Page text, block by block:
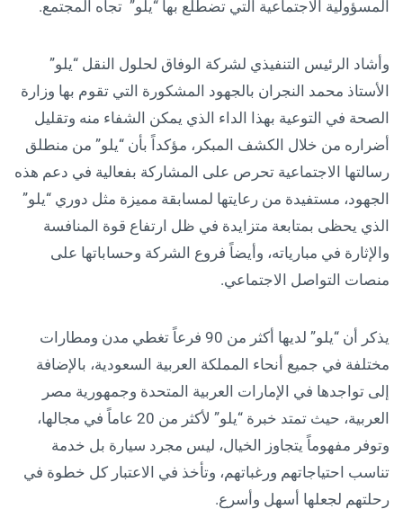
المسؤولية الاجتماعية التي تضطلع بها “يلو” تجاه المجتمع.
وأشاد الرئيس التنفيذي لشركة الوفاق لحلول النقل “يلو”
الأستاذ محمد النجران بالجهود المشكورة التي تقوم بها وزارة
الصحة في التوعية بهذا الداء الذي يمكن الشفاء منه وتقليل
أضراره من خلال الكشف المبكر، مؤكداً بأن “يلو” من منطلق
رسالتها الاجتماعية تحرص على المشاركة بفعالية في دعم هذه
الجهود، مستفيدة من رعايتها لمسابقة مميزة مثل دوري “يلو”
الذي يحظى بمتابعة متزايدة في ظل ارتفاع قوة المنافسة
والإثارة في مبارياته، وأيضاً فروع الشركة وحساباتها على
منصات التواصل الاجتماعي.
يذكر أن “يلو” لديها أكثر من 90 فرعاً تغطي مدن ومطارات
مختلفة في جميع أنحاء المملكة العربية السعودية، بالإضافة
إلى تواجدها في الإمارات العربية المتحدة وجمهورية مصر
العربية، حيث تمتد خبرة “يلو” لأكثر من 20 عاماً في مجالها،
وتوفر مفهوماً يتجاوز الخيال، ليس مجرد سيارة بل خدمة
تناسب احتياجاتهم ورغباتهم، وتأخذ في الاعتبار كل خطوة في
رحلتهم لجعلها أسهل وأسرع.